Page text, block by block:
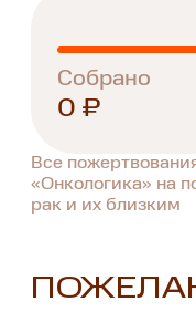
Собрано
0 ₽
Все
«Онкологика» на
рак и их близким